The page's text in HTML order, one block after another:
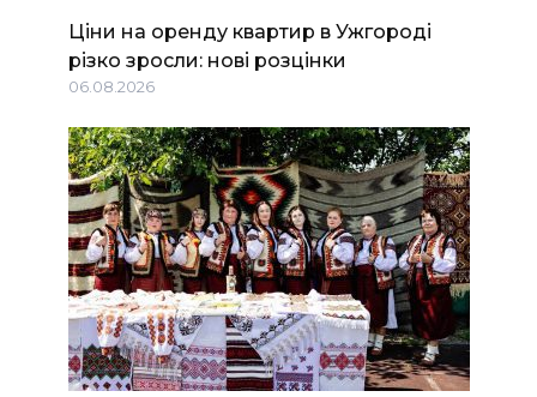
Ціни на оренду квартир в Ужгороді
різко зросли: нові розцінки
06.08.2026